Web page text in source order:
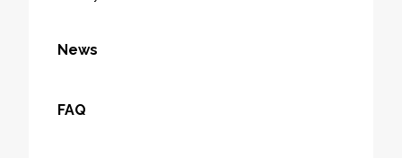
News
FAQ